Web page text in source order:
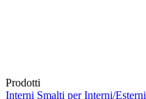
Prodotti
Interni Smalti per Interni/Esterni